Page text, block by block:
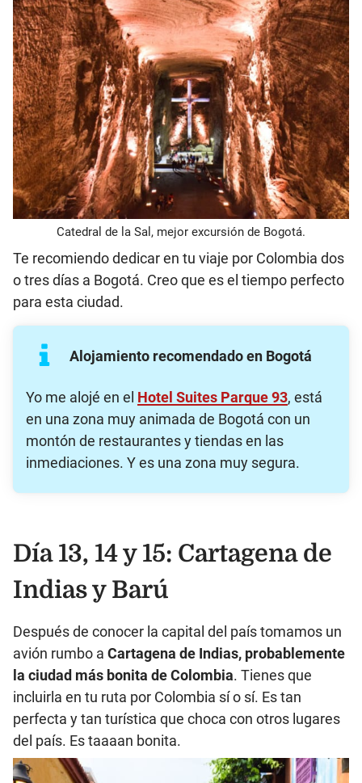
Catedral de la Sal, mejor excursión de Bogotá.
Te recomiendo dedicar en tu viaje por Colombia dos
o tres días a Bogotá. Creo que es el tiempo perfecto
para esta ciudad.
Alojamiento recomendado en Bogotá
Yo me alojé en el Hotel Suites Parque 93, está
en una zona muy animada de Bogotá con un
montón de restaurantes y tiendas en las
inmediaciones. Y es una zona muy segura.
Día 13, 14 y 15: Cartagena de
Indias y Barú
Después de conocer la capital del país tomamos un
avión rumbo a Cartagena de Indias, probablemente
la ciudad más bonita de Colombia. Tienes que
incluirla en tu ruta por Colombia sí o sí. Es tan
perfecta y tan turística que choca con otros lugares
del país. Es taaaan bonita.